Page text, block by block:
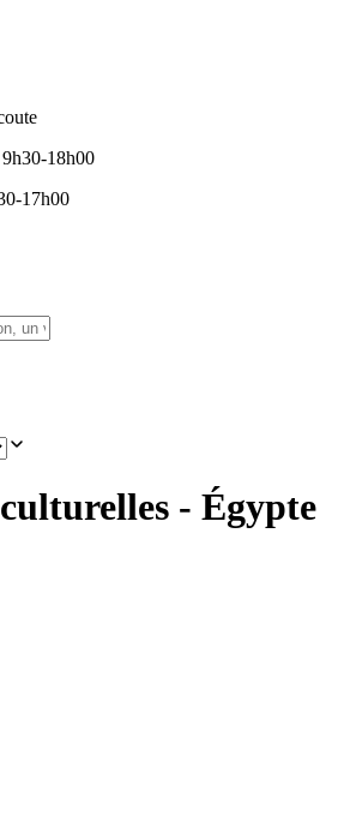
18h00
17h00
- Égypte